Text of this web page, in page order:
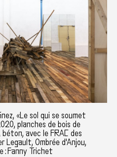
«Le sol qui se soumet
planches de bois de
avec le FRAC des
Legault, Ombrée d'Anjou,
: Fanny Trichet